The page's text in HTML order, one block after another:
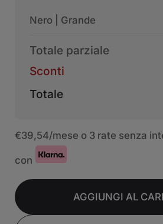
Nero | Grande
Totale parziale
Sconti
Totale
€39,54/mese o 3 rate senza
con
AGGIUNGI AL